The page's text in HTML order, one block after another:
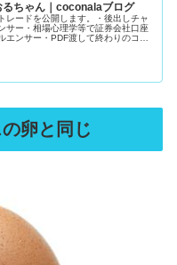
るちゃん｜coconalaブログ
レードを公開します。・後出しチャ
サー・相場心理学等で証券会社口座
エンサー・PDF渡して終わりのココ
卵と同じ